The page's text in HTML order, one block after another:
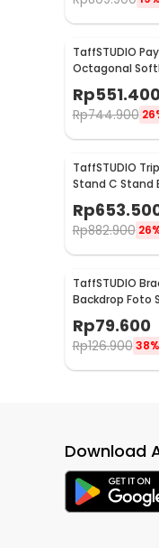
TaffSTUDIO
Octagonal
KS90
Rp551.400
Rp744.900
TaffSTUDIO
Stand C Stand
Arm Boom Arm
330F
Rp
Rp882.900
TaffSTUDIO
Backdrop Foto
Shape with 2 Clip
70x200cm - M138
Rp79.600
Rp126.900 38%
Download